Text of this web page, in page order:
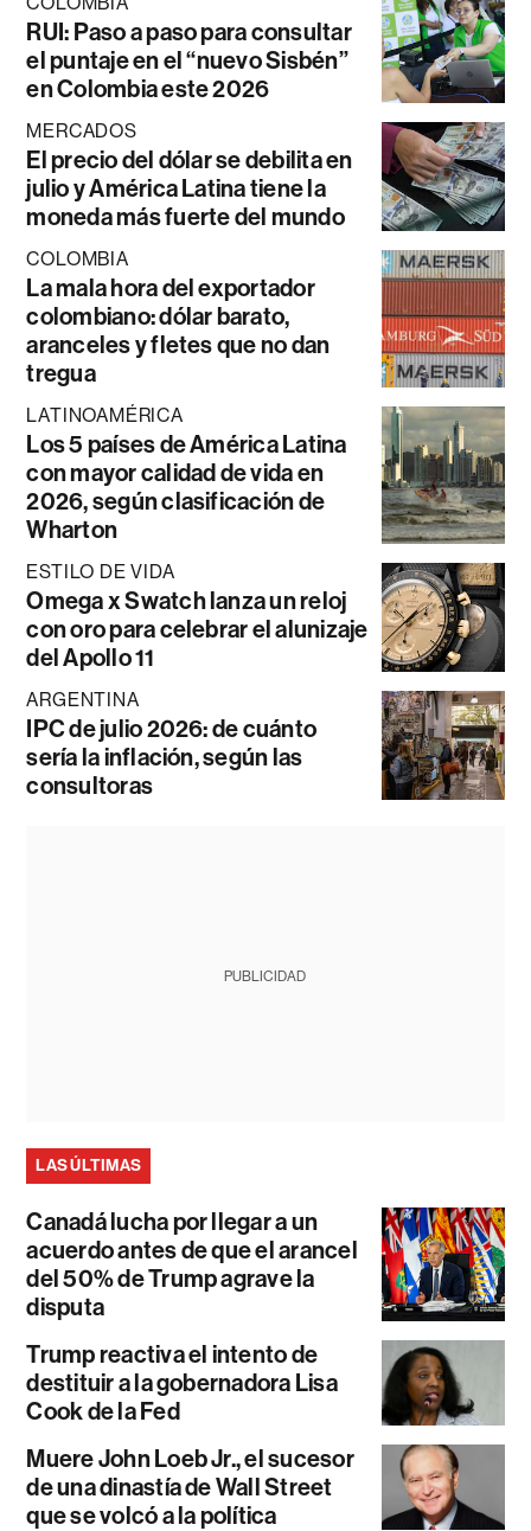
RUI: Paso a paso para consultar
el puntaje en el “nuevo Sisbén”
en Colombia este 2026
MERCADOS
El precio del dólar se debilita en
julio y América Latina tiene la
moneda más fuerte del mundo
COLOMBIA
La mala hora del exportador
colombiano: dólar barato,
aranceles y fletes que no dan
tregua
LATINOAMÉRICA
Los 5 países de América Latina
con mayor calidad de vida en
2026, según clasificación de
Wharton
ESTILO DE VIDA
Omega x Swatch lanza un reloj
con oro para celebrar el alunizaje
del Apollo 11
ARGENTINA
IPC de julio 2026: de cuánto
sería la inflación, según las
consultoras
PUBLICIDAD
LAS ÚLTIMAS
Canadá lucha por llegar a un
acuerdo antes de que el arancel
del 50% de Trump agrave la
disputa
Trump reactiva el intento de
destituir a la gobernadora Lisa
Cook de la Fed
Muere John Loeb Jr., el sucesor
de una dinastía de Wall Street
que se volcó a la política